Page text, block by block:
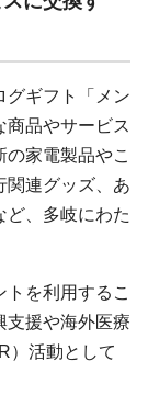
グギフト「メン
商品やサービス
家電製品やこ
関連グッズ、あ
ど、多岐にわた
を利用するこ
支援や海外医療
）活動として